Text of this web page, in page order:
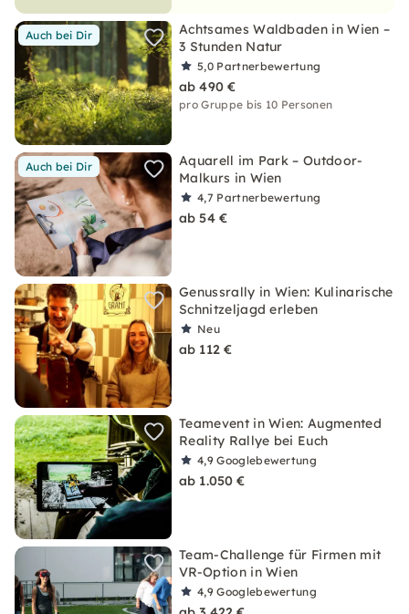
Auch bei Dir
Achtsames Waldbaden in Wien –
3 Stunden Natur
5,0 Partnerbewertung
ab 490 €
pro Gruppe bis 10 Personen
Auch bei Dir
Aquarell im Park – Outdoor-
Malkurs in Wien
4,7 Partnerbewertung
ab 54 €
Genussrally in Wien: Kulinarische
Schnitzeljagd erleben
Neu
ab 112 €
Teamevent in Wien: Augmented
Reality Rallye bei Euch
4,9Googlebewertung
ab 1.050 €
Team-Challenge für Firmen mit
VR-Option in Wien
4,9Googlebewertung